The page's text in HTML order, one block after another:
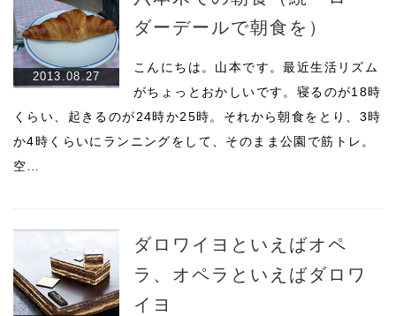
2013.08.27
ダーデールで朝食を）
こんにちは。山本です。最近生活リズム
がちょっとおかしいです。寝るのが18時
くらい、起きるのが24時か25時。それから朝食をとり、3時
か4時くらいにランニングをして、そのまま公園で筋トレ。
空…
ダロワイヨといえばオペ
ラ、オペラといえばダロワ
イヨ